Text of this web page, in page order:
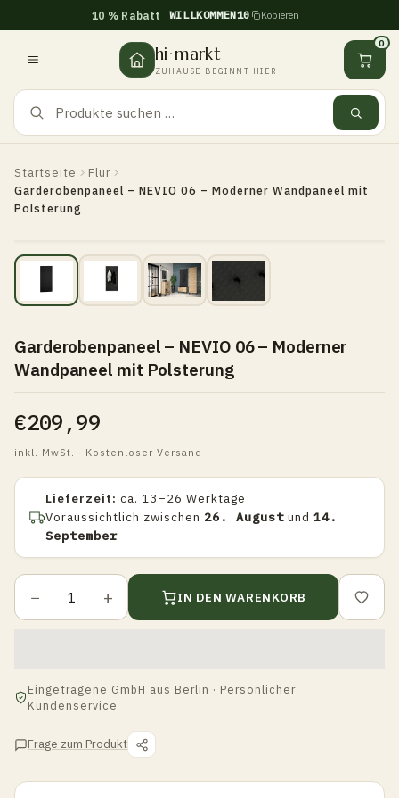
springen
10 % Rabatt WILLKOMMEN10 Kopieren
hi·markt
ZUHAUSE BEGINNT HIER
0
Startseite
Flur
Garderobenpaneel – NEVIO 06 – Moderner Wandpaneel mit
Polsterung
Garderobenpaneel – NEVIO 06 – Moderner
Wandpaneel mit Polsterung
€209,99
inkl. MwSt. · Kostenloser Versand
Lieferzeit: ca. 13–26 Werktage
Voraussichtlich zwischen 26. August und 14.
September
− + IN DEN WARENKORB
Eingetragene GmbH aus Berlin · Persönlicher
Kundenservice
Frage zum Produkt